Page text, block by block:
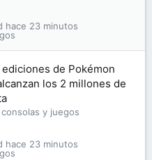
hace 23 minutos
de Pokémon
los 2 millones de
y juegos
hace 23 minutos